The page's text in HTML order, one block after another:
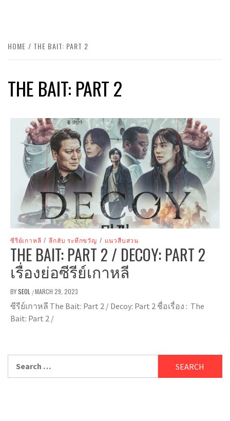
HOME THE BAIT: PART 2
THE BAIT: PART 2
ซีรีย์เกาหลี / ลึกลับ ระทึกขวัญ / แนวสืบสวน
THE BAIT: PART 2 / DECOY: PART 2
เรื่องย่อซีรีย์เกาหลี
BYSEOL /MARCH 29, 2023
ซีรีย์เกาหลี The Bait: Part 2 / Decoy: Part 2 ชื่อเรื่อง : The
Bait: Part 2 /